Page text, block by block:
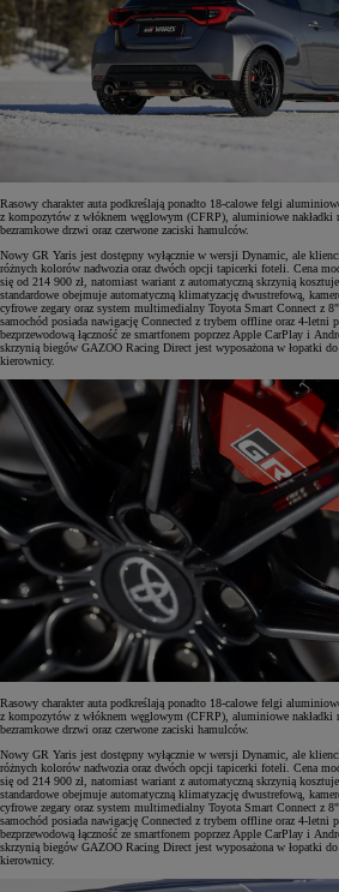
Rasowy charakter auta podkreślają ponadto 18-calowe felgi
z kompozytów z włóknem węglowym (CFRP), aluminiowe nakładki
bezramkowe drzwi oraz czerwone zaciski hamulców.
Nowy GR Yaris jest dostępny wyłącznie w wersji Dynamic, ale
różnych kolorów nadwozia oraz dwóch opcji tapicerki foteli. Cena
się od 214 900 zł, natomiast wariant z automatyczną skrzynią
standardowe obejmuje automatyczną klimatyzację dwustrefową,
cyfrowe zegary oraz system multimedialny Toyota Smart Connect z
samochód posiada nawigację Connected z trybem offline oraz 4-letni
bezprzewodową łączność ze smartfonem poprzez Apple CarPlay i
skrzynią biegów GAZOO Racing Direct jest wyposażona w łopatki do
kierownicy.
Rasowy charakter auta podkreślają ponadto 18-calowe felgi
z kompozytów z włóknem węglowym (CFRP), aluminiowe nakładki
bezramkowe drzwi oraz czerwone zaciski hamulców.
Nowy GR Yaris jest dostępny wyłącznie w wersji Dynamic, ale
różnych kolorów nadwozia oraz dwóch opcji tapicerki foteli. Cena
się od 214 900 zł, natomiast wariant z automatyczną skrzynią
standardowe obejmuje automatyczną klimatyzację dwustrefową,
cyfrowe zegary oraz system multimedialny Toyota Smart Connect z
samochód posiada nawigację Connected z trybem offline oraz 4-letni
bezprzewodową łączność ze smartfonem poprzez Apple CarPlay i
skrzynią biegów GAZOO Racing Direct jest wyposażona w łopatki do
kierownicy.